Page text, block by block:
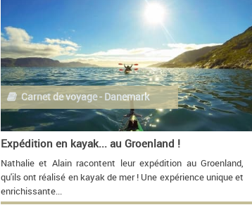
Carnet de voyage - Danemark
Expédition en kayak... au Groenland !
Nathalie et Alain racontent leur expédition au Groenland,
qu'ils ont réalisé en kayak de mer ! Une expérience unique et
enrichissante...